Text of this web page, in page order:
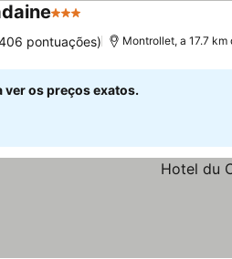
3 Estrelas
pontuações) Montrollet, a 17.7 km
ver os preços exatos.